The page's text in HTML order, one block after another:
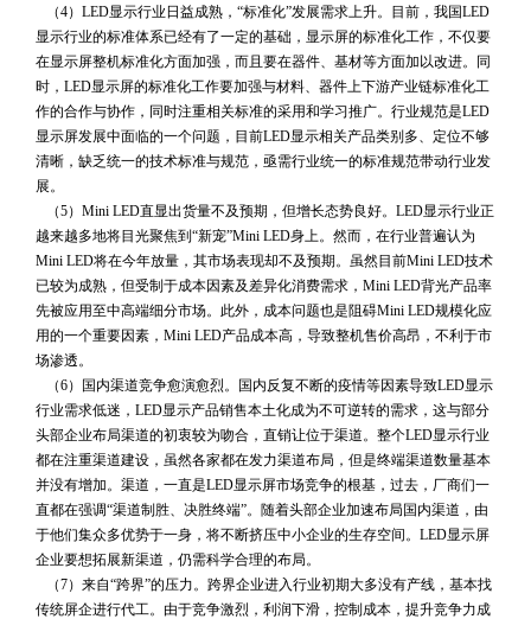
（4）LED显示行业日益成熟，“标准化”发展需求上升。目前，我国LED
显示行业的标准体系已经有了一定的基础，显示屏的标准化工作，不仅要
在显示屏整机标准化方面加强，而且要在器件、基材等方面加以改进。同
时，LED显示屏的标准化工作要加强与材料、器件上下游产业链标准化工
作的合作与协作，同时注重相关标准的采用和学习推广。行业规范是LED
显示屏发展中面临的一个问题，目前LED显示相关产品类别多、定位不够
清晰，缺乏统一的技术标准与规范，亟需行业统一的标准规范带动行业发
展。
（5）Mini LED直显出货量不及预期，但增长态势良好。LED显示行业正
越来越多地将目光聚焦到“新宠”Mini LED身上。然而，在行业普遍认为
Mini LED将在今年放量，其市场表现却不及预期。虽然目前Mini LED技术
已较为成熟，但受制于成本因素及差异化消费需求，Mini LED背光产品率
先被应用至中高端细分市场。此外，成本问题也是阻碍Mini LED规模化应
用的一个重要因素，Mini LED产品成本高，导致整机售价高昂，不利于市
场渗透。
（6）国内渠道竞争愈演愈烈。国内反复不断的疫情等因素导致LED显示
行业需求低迷，LED显示产品销售本土化成为不可逆转的需求，这与部分
头部企业布局渠道的初衷较为吻合，直销让位于渠道。整个LED显示行业
都在注重渠道建设，虽然各家都在发力渠道布局，但是终端渠道数量基本
并没有增加。渠道，一直是LED显示屏市场竞争的根基，过去，厂商们一
直都在强调“渠道制胜、决胜终端”。随着头部企业加速布局国内渠道，由
于他们集众多优势于一身，将不断挤压中小企业的生存空间。LED显示屏
企业要想拓展新渠道，仍需科学合理的布局。
（7）来自“跨界”的压力。跨界企业进入行业初期大多没有产线，基本找
传统屏企进行代工。由于竞争激烈，利润下滑，控制成本，提升竞争力成